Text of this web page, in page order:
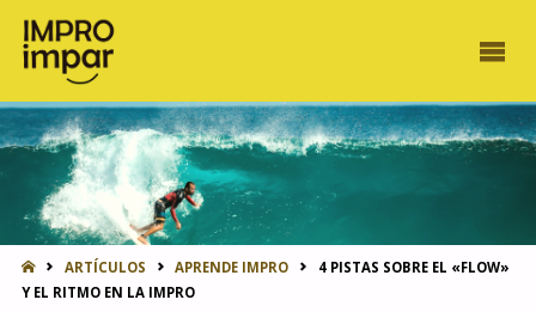
INICIOARTÍCULOS APRENDE IMPRO
4 PISTAS SOBRE EL «FLOW»
Y EL RITMO EN LA IMPRO